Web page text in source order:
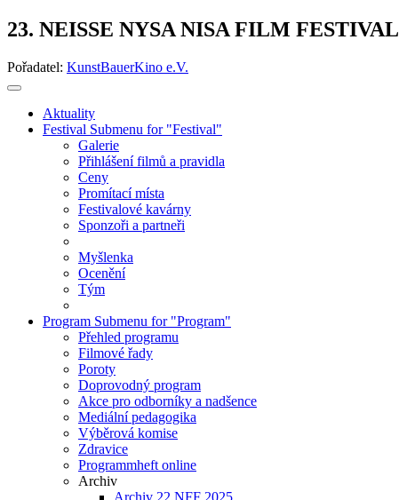
23. NEISSE NYSA NISA FILM FESTIVAL
Pořadatel: KunstBauerKino e.V.
Aktuality
Festival Submenu for "Festival"
Galerie
Přihlášení filmů a pravidla
Ceny
Promítací místa
Festivalové kavárny
Sponzoři a partneři
Myšlenka
Ocenění
Tým
Program Submenu for "Program"
Přehled programu
Filmové řady
Poroty
Doprovodný program
Akce pro odborníky a nadšence
Mediální pedagogika
Výběrová komise
Zdravice
Programmheft online
Archiv
Archiv 22.NFF 2025